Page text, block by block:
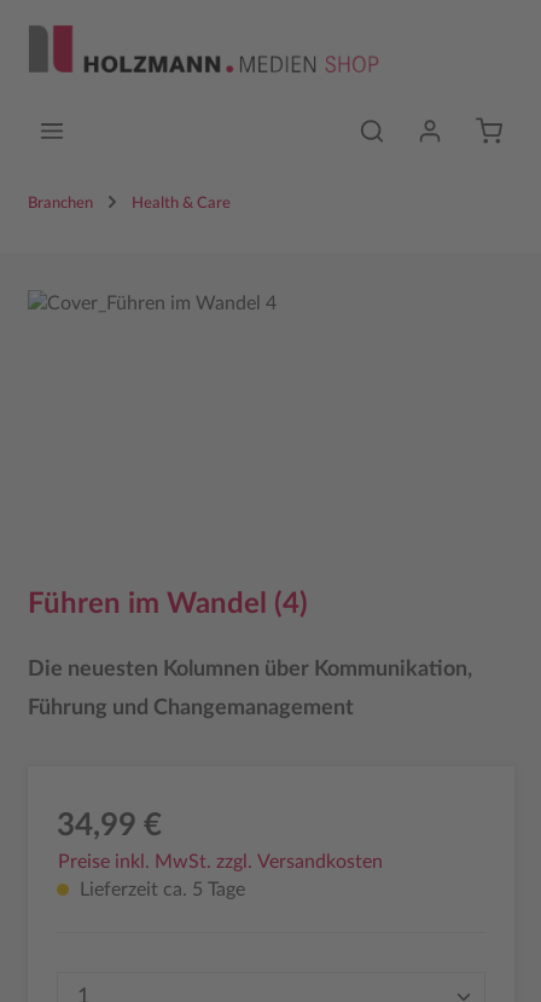
Branchen Health & Care
Bildergalerie überspringen
Führen im Wandel (4)
Die neuesten Kolumnen über Kommunikation,
Führung und Changemanagement
34,99 €
Preise inkl. MwSt. zzgl. Versandkosten
Lieferzeit ca. 5 Tage
Produkt Anzahl: Gib den gewünschten